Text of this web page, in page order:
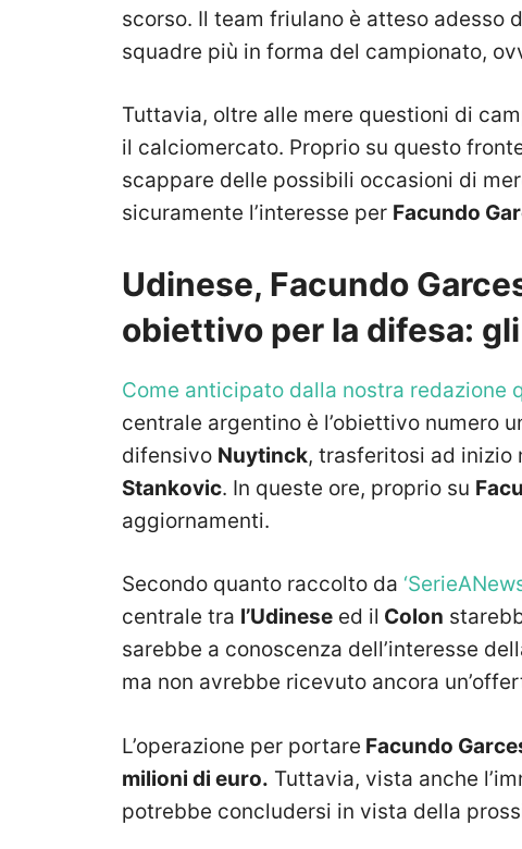
scorso. Il team friulano è atteso adesso
squadre più in forma del campionato,
Tuttavia, oltre alle mere questioni di
il calciomercato. Proprio su questo
scappare delle possibili occasioni di
sicuramente l’interesse per Facundo
Udinese, Facundo
obiettivo per la difesa:
Come anticipato dalla nostra redazione
centrale argentino è l’obiettivo numero
difensivo Nuytinck, trasferitosi ad inizio
Stankovic. In queste ore, proprio su
aggiornamenti.
Secondo quanto raccolto da
centrale tra l’Udinese ed il Colon
sarebbe a conoscenza dell’interesse
ma non avrebbe ricevuto ancora
L’operazione per portare Facundo
milioni di euro. Tuttavia, vista anche
potrebbe concludersi in vista della